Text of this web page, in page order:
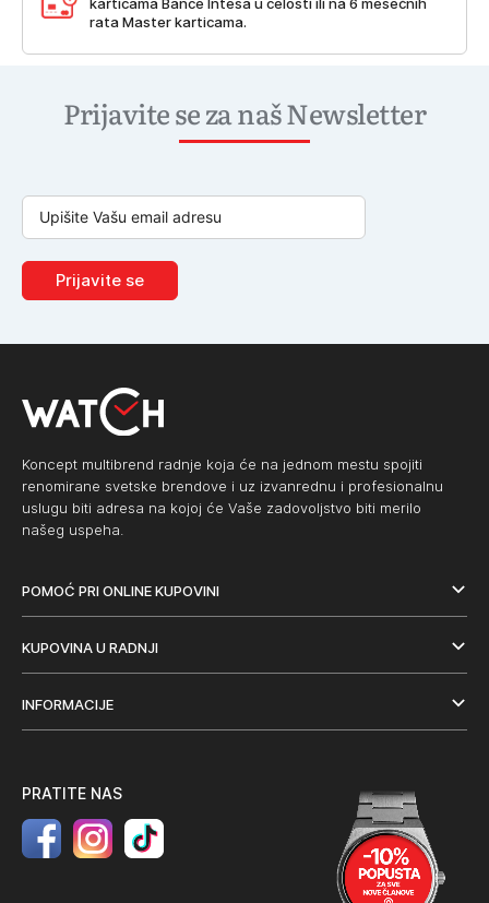
rata Master karticama.
Prijavite se za naš Newsletter
Prijavite se
Koncept multibrend radnje koja će na jednom mestu spojiti
renomirane svetske brendove i uz izvanrednu i profesionalnu
uslugu biti adresa na kojoj će Vaše zadovoljstvo biti merilo
našeg uspeha.
POMOĆ PRI ONLINE KUPOVINI
KUPOVINA U RADNJI
INFORMACIJE
PRATITE NAS